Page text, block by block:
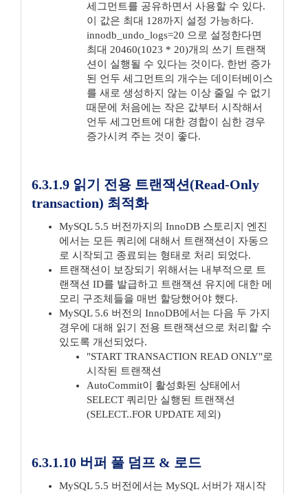
세그먼트를 공유하면서 사용할 수 있다.
이 값은 최대 128까지 설정 가능하다.
innodb_undo_logs=20 으로 설정한다면
최대 20460(1023 * 20)개의 쓰기 트랜잭
션이 실행될 수 있다는 것이다. 한번 증가
된 언두 세그먼트의 개수는 데이터베이스
를 새로 생성하지 않는 이상 줄일 수 없기
때문에 처음에는 작은 값부터 시작해서
언두 세그먼트에 대한 경합이 심한 경우
증가시켜 주는 것이 좋다.
6.3.1.9 읽기 전용 트랜잭션(Read-Only
transaction) 최적화
MySQL 5.5 버전까지의 InnoDB 스토리지 엔진
에서는 모든 쿼리에 대해서 트랜잭션이 자동으
로 시작되고 종료되는 형태로 처리 되었다.
트랜잭션이 보장되기 위해서는 내부적으로 트
랜잭션 ID를 발급하고 트랜잭션 유지에 대한 메
모리 구조체들을 매번 할당했어야 했다.
MySQL 5.6 버전의 InnoDB에서는 다음 두 가지
경우에 대해 읽기 전용 트랜잭션으로 처리할 수
있도록 개선되었다.
"START TRANSACTION READ ONLY"로
시작된 트랜잭션
AutoCommit이 활성화된 상태에서
SELECT 쿼리만 실행된 트랜잭션
(SELECT..FOR UPDATE 제외)
6.3.1.10 버퍼 풀 덤프 & 로드
MySQL 5.5 버전에서는 MySQL 서버가 재시작